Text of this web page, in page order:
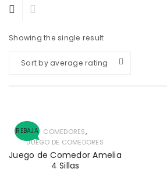
Showing the single result
Sort by average rating
REBAJA COMEDORES,
JUEGO DE COMEDORES
Juego de Comedor Amelia
4 Sillas